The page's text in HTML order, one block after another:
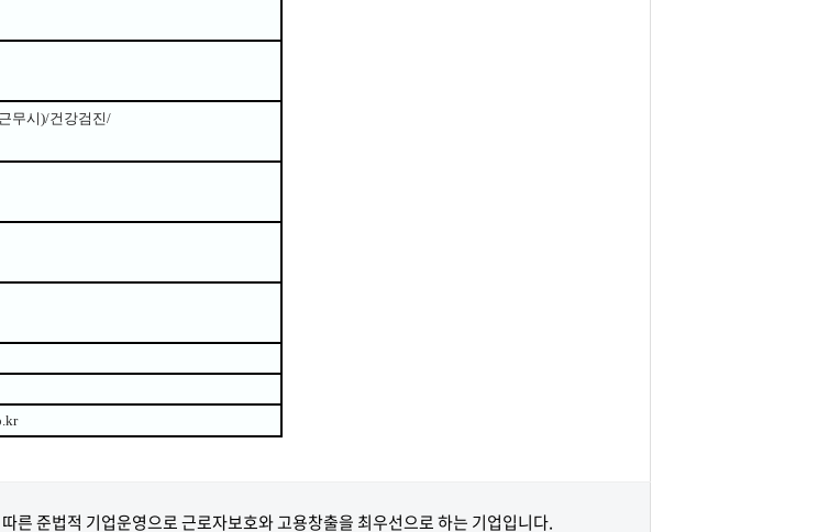
무시)/건강검진/
른 준법적 기업운영으로 근로자보호와 고용창출을 최우선으로 하는 기업입니다.